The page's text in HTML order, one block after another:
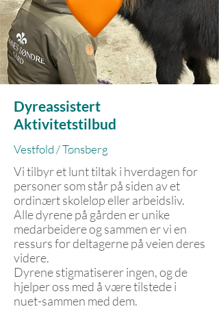
Dyreassistert
Aktivitetstilbud
Vestfold / Tønsberg
Vi tilbyr et lunt tiltak i hverdagen for
personer som står på siden av et
ordinært skoleløp eller arbeidsliv.
Alle dyrene på gården er unike
medarbeidere og sammen er vi en
ressurs for deltagerne på veien deres
videre.
Dyrene stigmatiserer ingen, og de
hjelper oss med å være tilstede i
nuet-sammen med dem.